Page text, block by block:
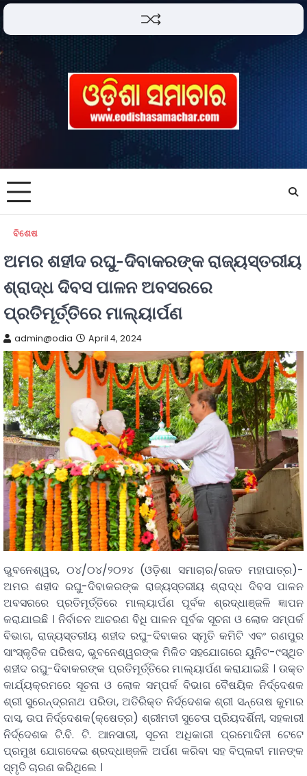
ବିଶେଷ
ଅମର ଶହୀଦ ରଘୁ-ଦିବାକରଙ୍କ ରାଜ୍ୟସ୍ତରୀୟ
ଶ୍ରାଦ୍ଧ ଦିବସ ପାଳନ ଅବସରରେ
ପ୍ରତିମୂର୍ତ୍ତିରେ ମାଲ୍ୟାର୍ପଣ
admin@odia April 4, 2024
ଭୁବନେଶ୍ୱର, ୦୪/୦୪/୨୦୨୪ (ଓଡ଼ିଶା ସମାଚାର/ରଜତ ମହାପାତ୍ର)-
ଅମର ଶହୀଦ ରଘୁ-ଦିବାକରଙ୍କ ରାଜ୍ୟସ୍ତରୀୟ ଶ୍ରାଦ୍ଧ ଦିବସ ପାଳନ
ଅବସରରେ ପ୍ରତିମୂର୍ତ୍ତିରେ ମାଲ୍ୟାର୍ପଣ ପୂର୍ବକ ଶ୍ରଦ୍ଧାଞ୍ଜଳି ଜ୍ଞାପନ
କରାଯାଇଛି । ନିର୍ବାଚନ ଆଚରଣ ବିଧି ପାଳନ ପୂର୍ବକ ସୂଚନା ଓ ଲୋକ ସମ୍ପର୍କ
ବିଭାଗ, ରାଜ୍ୟସ୍ତରୀୟ ଶହୀଦ ରଘୁ-ଦିବାକର ସ୍ମୃତି କମିଟି ଏବଂ ରଣପୁର
ସାଂସ୍କୃତିକ ପରିଷଦ, ଭୁବନେଶ୍ୱରଙ୍କ ମିଳିତ ସହଯୋଗରେ ୟୁନିଟ-୯ସ୍ଥିତ
ଶହୀଦ ରଘୁ-ଦିବାକରଙ୍କ ପ୍ରତିମୂର୍ତ୍ତିରେ ମାଲ୍ୟାର୍ପଣ କରାଯାଇଛି । ଉକ୍ତ
କାର୍ଯ୍ୟକ୍ରମରେ ସୂଚନା ଓ ଲୋକ ସମ୍ପର୍କ ବିଭାଗ ବୈଷୟିକ ନିର୍ଦ୍ଦେଶକ
ଶ୍ରୀ ସୁରେନ୍ଦ୍ରନାଥ ପରିଡା, ଅତିରିକ୍ତ ନିର୍ଦ୍ଦେଶକ ଶ୍ରୀ ସନ୍ତୋଷ କୁମାର
ଦାସ, ଉପ ନିର୍ଦ୍ଦେଶକ(କ୍ଷେତ୍ର) ଶ୍ରୀମତୀ ସୁଚେତା ପ୍ରିୟଦର୍ଶିନୀ, ସହକାରୀ
ନିର୍ଦ୍ଦେଶକ ଟି.ବି. ଟି. ଆନସାରୀ, ସୂଚନା ଅଧିକାରୀ ପ୍ରମୋଦିନୀ ଟେଟେ
ପ୍ରମୁଖ ଯୋଗଦେଇ ଶ୍ରଦ୍ଧାଞ୍ଜଳି ଅର୍ପଣ କରିବା ସହ ବିପ୍ଲବୀ ମାନଙ୍କ
ସ୍ମୃତି ଚାରଣ କରିଥିଲେ ।